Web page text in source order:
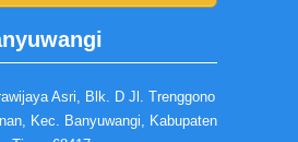
Asri, Blk. D Jl. Trenggono
Kec. Banyuwangi, Kabupaten